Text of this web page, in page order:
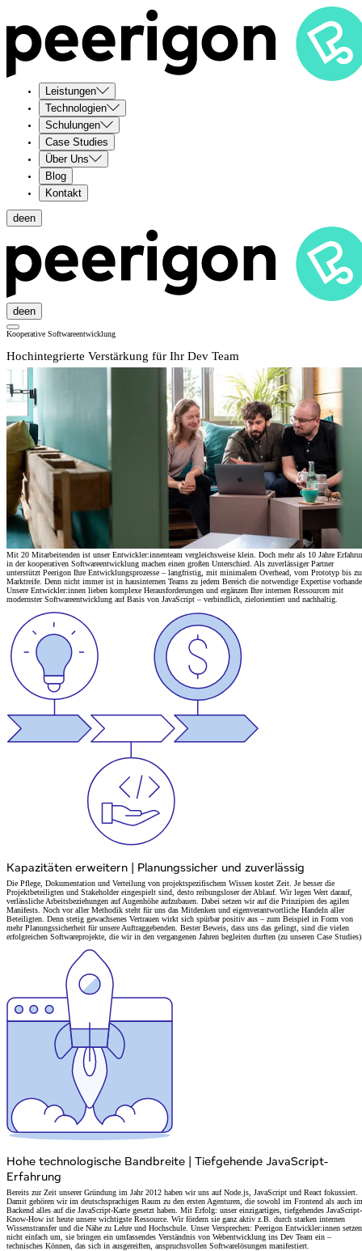
Leistungen
Technologien
Schulungen
Case Studies
Über Uns
Blog
Kontakt
deen
deen
Kooperative Softwareentwicklung
Hochintegrierte Verstärkung für Ihr Dev Team
Mit 20 Mitarbeitenden ist unser Entwickler:innenteam vergleichsweise klein. Doch mehr als 10 Jahre
in der kooperativen Softwareentwicklung machen einen großen Unterschied. Als zuverlässiger Partner
unterstützt Peerigon Ihre Entwicklungsprozesse – langfristig, mit minimalem Overhead, vom Prototyp bis
Marktreife. Denn nicht immer ist in hausinternen Teams zu jedem Bereich die notwendige Expertise
Unsere Entwickler:innen lieben komplexe Herausforderungen und ergänzen Ihre internen Ressourcen mit
modernster Softwareentwicklung auf Basis von JavaScript – verbindlich, zielorientiert und nachhaltig.
Kapazitäten erweitern | Planungssicher und zuverlässig
Die Pflege, Dokumentation und Verteilung von projektspezifischem Wissen kostet Zeit. Je besser die
Projektbeteiligten und Stakeholder eingespielt sind, desto reibungsloser der Ablauf. Wir legen Wert darauf,
verlässliche Arbeitsbeziehungen auf Augenhöhe aufzubauen. Dabei setzen wir auf die Prinzipien des agilen
Manifests. Noch vor aller Methodik steht für uns das Mitdenken und eigenverantwortliche Handeln aller
Beteiligten. Denn stetig gewachsenes Vertrauen wirkt sich spürbar positiv aus – zum Beispiel in Form von
mehr Planungssicherheit für unsere Auftraggebenden. Bester Beweis, dass uns das gelingt, sind die vielen
erfolgreichen Softwareprojekte, die wir in den vergangenen Jahren begleiten durften (zu unseren Case Studies
Hohe technologische Bandbreite | Tiefgehende JavaScript-
Erfahrung
Bereits zur Zeit unserer Gründung im Jahr 2012 haben wir uns auf Node.js, JavaScript und React fokussiert.
Damit gehören wir im deutschsprachigen Raum zu den ersten Agenturen, die sowohl im Frontend als auch im
Backend alles auf die JavaScript-Karte gesetzt haben. Mit Erfolg: unser einzigartiges, tiefgehendes JavaScript-
Know-How ist heute unsere wichtigste Ressource. Wir fördern sie ganz aktiv z.B. durch starken internen
Wissenstransfer und die Nähe zu Lehre und Hochschule . Unser Versprechen: Peerigon Entwickler:innen setzen
nicht einfach um, sie bringen ein umfassendes Verständnis von Webentwicklung ins Dev Team ein –
technisches Können, das sich in ausgereiften, anspruchsvollen Softwarelösungen manifestiert.